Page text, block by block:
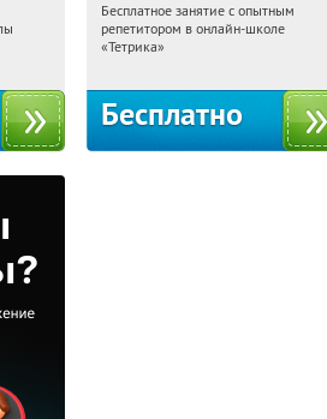
18:31:35 Получили:
Москва, Россия
Бесплатное занятие с опытным
репетитором в онлайн-школе
«Тетрика»
Бесплатно